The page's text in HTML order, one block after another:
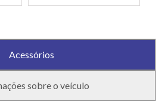
Acessórios
sobre o veículo